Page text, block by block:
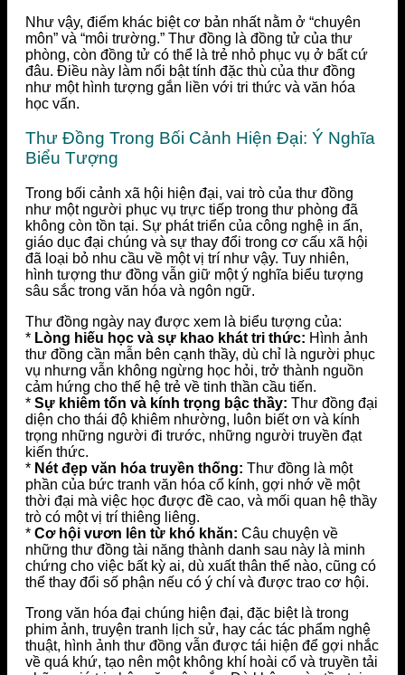
Như vậy, điểm khác biệt cơ bản nhất nằm ở “chuyên
môn” và “môi trường.” Thư đồng là đồng tử của thư
phòng, còn đồng tử có thể là trẻ nhỏ phục vụ ở bất cứ
đâu. Điều này làm nổi bật tính đặc thù của thư đồng
như một hình tượng gắn liền với tri thức và văn hóa
học vấn.
Thư Đồng Trong Bối Cảnh Hiện Đại: Ý Nghĩa
Biểu Tượng
Trong bối cảnh xã hội hiện đại, vai trò của thư đồng
như một người phục vụ trực tiếp trong thư phòng đã
không còn tồn tại. Sự phát triển của công nghệ in ấn,
giáo dục đại chúng và sự thay đổi trong cơ cấu xã hội
đã loại bỏ nhu cầu về một vị trí như vậy. Tuy nhiên,
hình tượng thư đồng vẫn giữ một ý nghĩa biểu tượng
sâu sắc trong văn hóa và ngôn ngữ.
Thư đồng ngày nay được xem là biểu tượng của:
* Lòng hiếu học và sự khao khát tri thức: Hình ảnh
thư đồng cần mẫn bên cạnh thầy, dù chỉ là người phục
vụ nhưng vẫn không ngừng học hỏi, trở thành nguồn
cảm hứng cho thế hệ trẻ về tinh thần cầu tiến.
* Sự khiêm tốn và kính trọng bậc thầy: Thư đồng đại
diện cho thái độ khiêm nhường, luôn biết ơn và kính
trọng những người đi trước, những người truyền đạt
kiến thức.
* Nét đẹp văn hóa truyền thống: Thư đồng là một
phần của bức tranh văn hóa cổ kính, gợi nhớ về một
thời đại mà việc học được đề cao, và mối quan hệ thầy
trò có một vị trí thiêng liêng.
* Cơ hội vươn lên từ khó khăn: Câu chuyện về
những thư đồng tài năng thành danh sau này là minh
chứng cho việc bất kỳ ai, dù xuất thân thế nào, cũng có
thể thay đổi số phận nếu có ý chí và được trao cơ hội.
Trong văn hóa đại chúng hiện đại, đặc biệt là trong
phim ảnh, truyện tranh lịch sử, hay các tác phẩm nghệ
thuật, hình ảnh thư đồng vẫn được tái hiện để gợi nhắc
về quá khứ, tạo nên một không khí hoài cổ và truyền tải